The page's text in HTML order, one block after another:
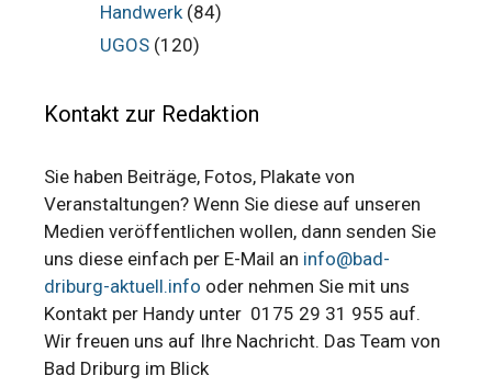
Handwerk(84)
UGOS (120)
Kontakt zur Redaktion
Sie haben Beiträge, Fotos, Plakate von
Veranstaltungen? Wenn Sie diese auf unseren
Medien veröffentlichen wollen, dann senden Sie
uns diese einfach per E-Mail an info@bad-
driburg-aktuell.info oder nehmen Sie mit uns
Kontakt per Handy unter 0175 29 31 955 auf.
Wir freuen uns auf Ihre Nachricht. Das Team von
Bad Driburg im Blick